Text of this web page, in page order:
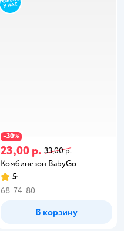
−30%
23,00 р. 33,00 р.
Комбинезон BabyGo
5
68 74 80
В корзину